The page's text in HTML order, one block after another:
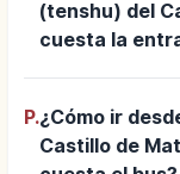
(tenshu) del
cuesta la
P.¿Cómo ir
Castillo de